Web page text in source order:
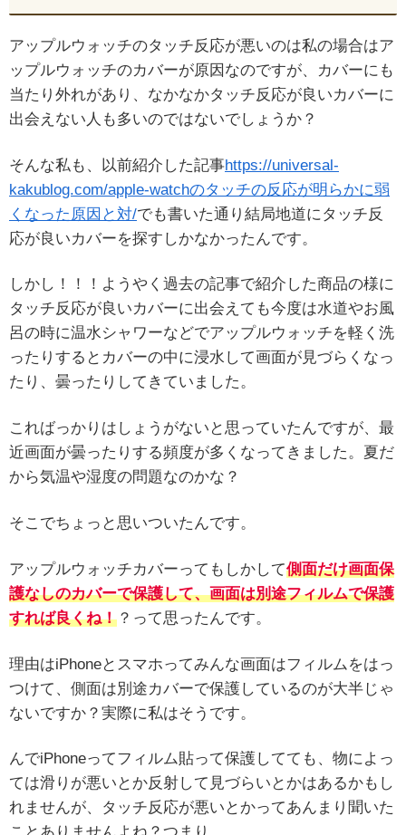
アップルウォッチのタッチ反応が悪いのは私の場合はア
ップルウォッチのカバーが原因なのですが、カバーにも
当たり外れがあり、なかなかタッチ反応が良いカバーに
出会えない人も多いのではないでしょうか？
そんな私も、以前紹介した記事https://universal-
kakublog.com/apple-watchのタッチの反応が明らかに弱
くなった原因と対/でも書いた通り結局地道にタッチ反
応が良いカバーを探すしかなかったんです。
しかし！！！ようやく過去の記事で紹介した商品の様に
タッチ反応が良いカバーに出会えても今度は水道やお風
呂の時に温水シャワーなどでアップルウォッチを軽く洗
ったりするとカバーの中に浸水して画面が見づらくなっ
たり、曇ったりしてきていました。
こればっかりはしょうがないと思っていたんですが、最
近画面が曇ったりする頻度が多くなってきました。夏だ
から気温や湿度の問題なのかな？
そこでちょっと思いついたんです。
アップルウォッチカバーってもしかして側面だけ画面保
護なしのカバーで保護して、画面は別途フィルムで保護
すれば良くね！ ？って思ったんです。
理由はiPhoneとスマホってみんな画面はフィルムをはっ
つけて、側面は別途カバーで保護しているのが大半じゃ
ないですか？実際に私はそうです。
んでiPhoneってフィルム貼って保護してても、物によっ
ては滑りが悪いとか反射して見づらいとかはあるかもし
れませんが、タッチ反応が悪いとかってあんまり聞いた